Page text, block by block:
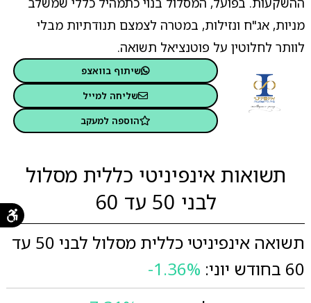
מניות, אג"ח ונזילות, במטרה לצמצם תנודתיות מבלי
לוותר לחלוטין על פוטנציאל תשואה.
שיתוף בוואצפ
שליחה למייל
הוספה למעקב
תשואות אינפיניטי כללית מסלול
לבני 50 עד 60
תשואה אינפיניטי כללית מסלול לבני 50 עד
60 בחודש יוני:
-1.36%